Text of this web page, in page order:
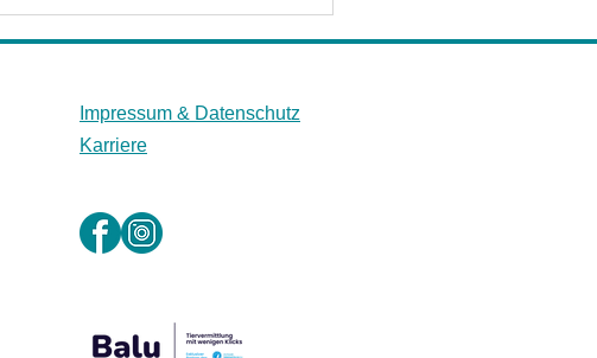
Impressum & Datenschutz
Karriere